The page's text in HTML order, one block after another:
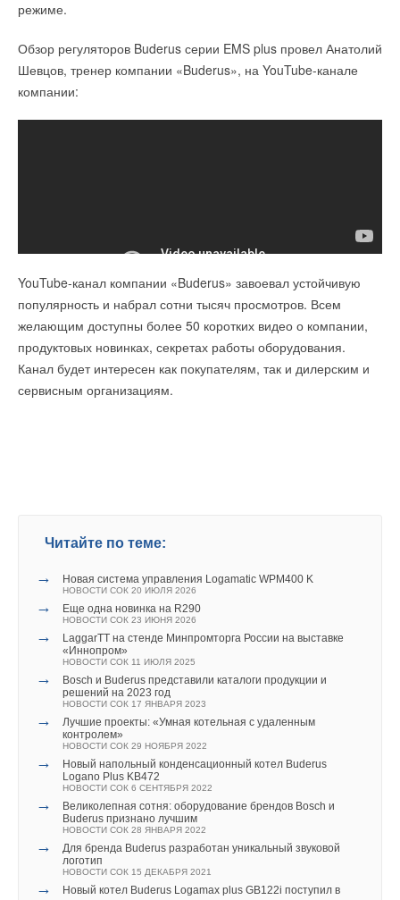
режиме.
Обзор регуляторов Buderus серии EMS plus провел Анатолий
Шевцов, тренер компании «Buderus», на YouTube-канале
компании:
YouTube-канал компании «Buderus» завоевал устойчивую
популярность и набрал сотни тысяч просмотров. Всем
желающим доступны более 50 коротких видео о компании,
продуктовых новинках, секретах работы оборудования.
Канал будет интересен как покупателям, так и дилерским и
сервисным организациям.
Читайте по теме:
→ Новая система управления Logamatic WPM400 K
НОВОСТИ СОК 20 ИЮЛЯ 2026
→ Еще одна новинка на R290
НОВОСТИ СОК 23 ИЮНЯ 2026
→
LaggarTT на стенде Минпромторга России на выставке
«Иннопром»
НОВОСТИ СОК 11 ИЮЛЯ 2025
→
Bоsch и Buderus представили каталоги продукции и
решений на 2023 год
НОВОСТИ СОК 17 ЯНВАРЯ 2023
→
Лучшие проекты: «Умная котельная с удаленным
контролем»
НОВОСТИ СОК 29 НОЯБРЯ 2022
→
Новый напольный конденсационный котел Buderus
Logano Plus KB472
НОВОСТИ СОК 6 СЕНТЯБРЯ 2022
→
Великолепная сотня: оборудование брендов Bosch и
Buderus признано лучшим
НОВОСТИ СОК 28 ЯНВАРЯ 2022
→
Для бренда Buderus разработан уникальный звуковой
логотип
НОВОСТИ СОК 15 ДЕКАБРЯ 2021
→
Новый котел Buderus Logamax plus GB122i поступил в
Комментарии
Ваше имя *
Ваш E-mail *
Текст комментария
В этой теме еще нет комментариев
Добавить комментарий